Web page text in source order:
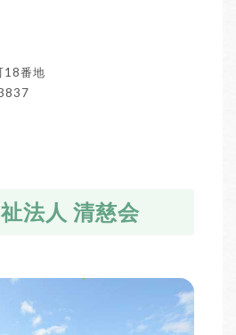
18番地
法人 清慈会